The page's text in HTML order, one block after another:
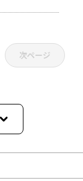
次ページ